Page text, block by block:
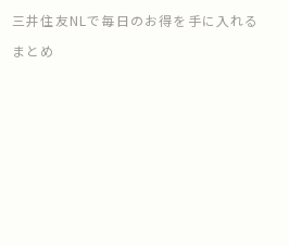
三井住友NLで毎日のお得を手に入れる
まとめ